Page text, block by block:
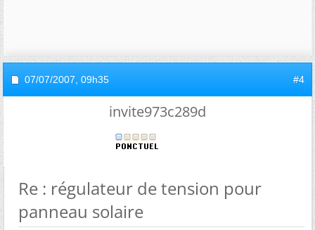
07/07/2007, 09h35 #4
invite973c289d
Re : régulateur de tension pour
panneau solaire